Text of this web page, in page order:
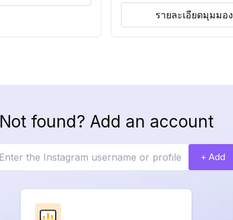
รายละเอียดมุมมอง
Not found? Add an account
+ Add